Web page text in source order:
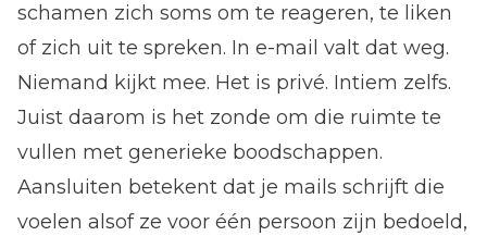
schamen zich soms om te reageren, te liken
of zich uit te spreken. In e-mail valt dat weg.
Niemand kijkt mee. Het is privé. Intiem zelfs.
Juist daarom is het zonde om die ruimte te
vullen met generieke boodschappen.
Aansluiten betekent dat je mails schrijft die
voelen alsof ze voor één persoon zijn bedoeld,